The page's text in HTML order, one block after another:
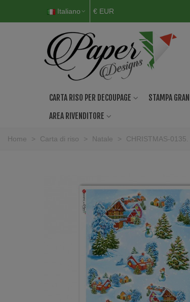
Italiano € EUR
CARTA RISO PER DECOUPAGE STAMPA
AREA RIVENDITORE
Home > Carta di riso > Natale > CHRISTMAS-